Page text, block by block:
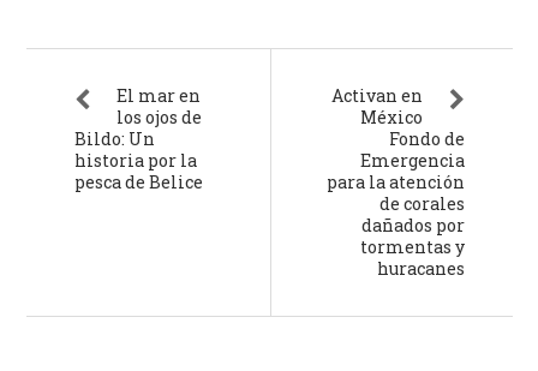
El mar en
los ojos de
Bildo: Un
historia por la
pesca de Belice
Activan en
México
Fondo de
Emergencia
para la atención
de corales
dañados por
tormentas y
huracanes